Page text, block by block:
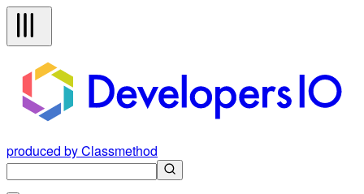
produced by Classmethod